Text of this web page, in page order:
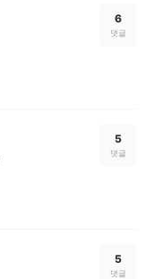
6
댓글
5
댓글
5
댓글